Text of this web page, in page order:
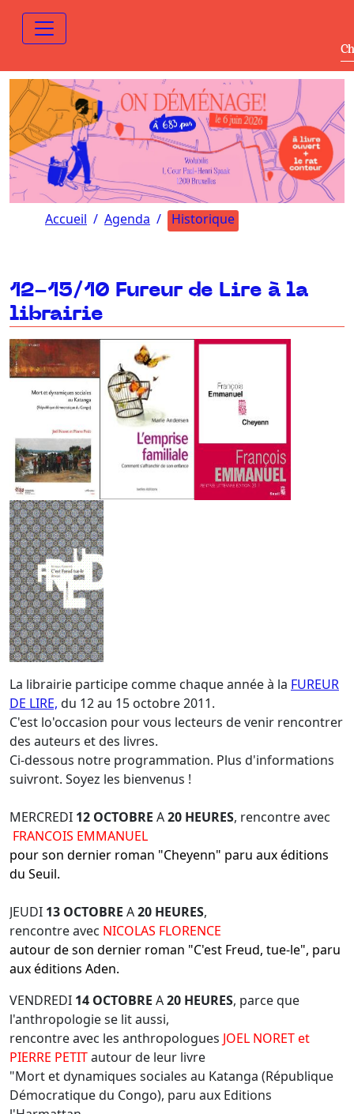
Accueil Agenda Historique
12-15/10 Fureur de Lire à la
librairie
La librairie participe comme chaque année à la FUREUR
DE LIRE, du 12 au 15 octobre 2011.
C'est lo'occasion pour vous lecteurs de venir rencontrer
des auteurs et des livres.
Ci-dessous notre programmation. Plus d'informations
suivront. Soyez les bienvenus !
MERCREDI 12 OCTOBRE A20 HEURES, rencontre avec
FRANCOIS EMMANUEL
pour son dernier roman "Cheyenn" paru aux éditions
du Seuil.
JEUDI 13 OCTOBRE A20 HEURES,
rencontre avec NICOLAS FLORENCE
autour de son dernier roman "C'est Freud, tue-le", paru
aux éditions Aden.
VENDREDI 14 OCTOBRE A20 HEURES, parce que
l'anthropologie se lit aussi,
rencontre avec les anthropologues JOEL NORET et
PIERRE PETITautour de leur livre
"Mort et dynamiques sociales au Katanga (République
Démocratique du Congo), paru aux Editions